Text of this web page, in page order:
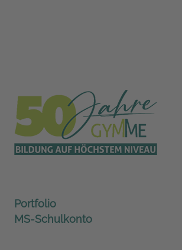
Portfolio
MS-Schulkonto